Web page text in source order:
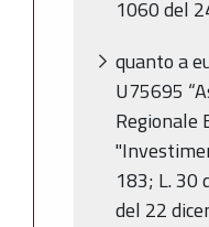
1060 del
quanto a
U75695
Regionale
183; L. 30
del 22